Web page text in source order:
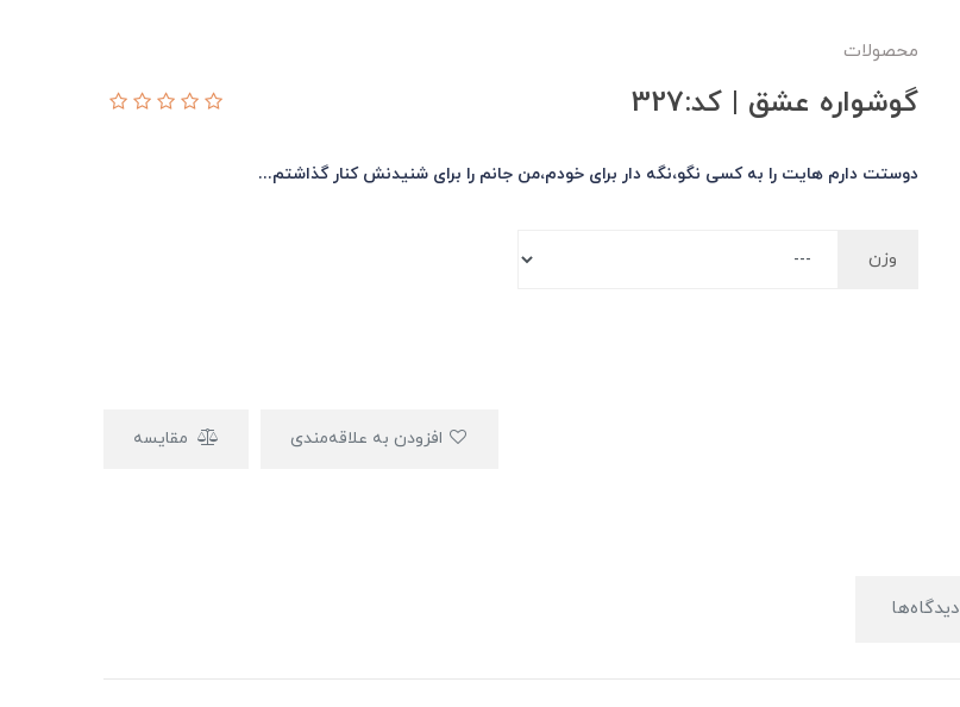
محصولات
گوشواره عشق | کد:327
دوستت دارم هایت را به کسی نگو،نگه دار برای خودم،من جانم را برای شنیدنش کنار گذاشتم...
وزن
مقایسه
دیدگاه‌ها